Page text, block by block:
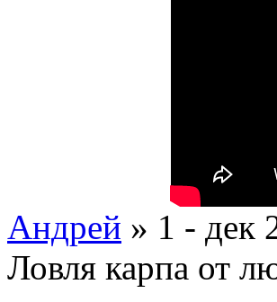
Андрей » 1 - дек
Ловля карпа от